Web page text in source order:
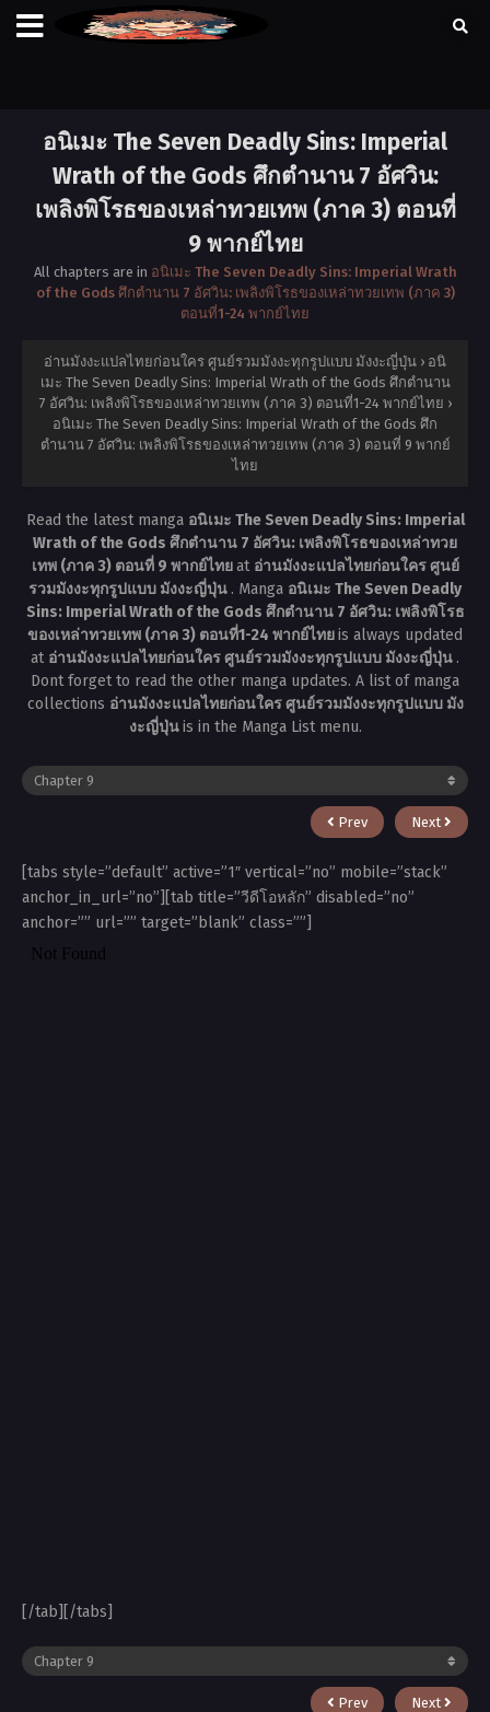
อนิเมะ The Seven Deadly Sins: Imperial
Wrath of the Gods ศึกตำนาน 7 อัศวิน:
เพลิงพิโรธของเหล่าทวยเทพ (ภาค 3) ตอนที่
9 พากย์ไทย
All chapters are in อนิเมะ The Seven Deadly Sins: Imperial Wrath
of the Gods ศึกตำนาน 7 อัศวิน: เพลิงพิโรธของเหล่าทวยเทพ (ภาค 3)
ตอนที่1-24 พากย์ไทย
อ่านมังงะแปลไทยก่อนใคร ศูนย์รวมมังงะทุกรูปแบบ มังงะญี่ปุ่น › อนิ
เมะ The Seven Deadly Sins: Imperial Wrath of the Gods ศึกตำนาน
7 อัศวิน: เพลิงพิโรธของเหล่าทวยเทพ (ภาค 3) ตอนที่1-24 พากย์ไทย ›
อนิเมะ The Seven Deadly Sins: Imperial Wrath of the Gods ศึก
ตำนาน 7 อัศวิน: เพลิงพิโรธของเหล่าทวยเทพ (ภาค 3) ตอนที่ 9 พากย์
ไทย
Read the latest manga อนิเมะ The Seven Deadly Sins: Imperial
Wrath of the Gods ศึกตำนาน 7 อัศวิน: เพลิงพิโรธของเหล่าทวย
เทพ (ภาค 3) ตอนที่ 9 พากย์ไทยat อ่านมังงะแปลไทยก่อนใคร ศูนย์
รวมมังงะทุกรูปแบบ มังงะญี่ปุ่น . Manga อนิเมะ The Seven Deadly
Sins: Imperial Wrath of the Gods ศึกตำนาน 7 อัศวิน: เพลิงพิโรธ
ของเหล่าทวยเทพ (ภาค 3) ตอนที่1-24 พากย์ไทยis always updated
at อ่านมังงะแปลไทยก่อนใคร ศูนย์รวมมังงะทุกรูปแบบ มังงะญี่ปุ่น .
Dont forget to read the other manga updates. A list of manga
collections อ่านมังงะแปลไทยก่อนใคร ศูนย์รวมมังงะทุกรูปแบบ มัง
งะญี่ปุ่นis in the Manga List menu.
Prev Next
[tabs style=”default” active=”1″ vertical=”no” mobile=”stack”
anchor_in_url=”no”][tab title=”วีดีโอหลัก” disabled=”no”
anchor=”” url=”” target=”blank” class=””]
[/tab][/tabs]
Prev Next